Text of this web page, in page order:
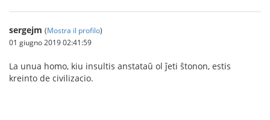
sergejm (Mostra il profilo)
01 giugno 2019 02:41:59
La unua homo, kiu insultis anstataŭ ol ĵeti ŝtonon, estis
kreinto de civilizacio.